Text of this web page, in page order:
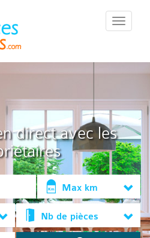
::Menu::
direct avec les
Max km
Nb de pièces